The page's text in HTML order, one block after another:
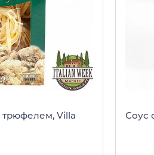
трюфелем, Villa
Соус